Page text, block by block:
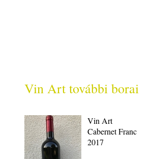
Vin Art további borai
Vin Art
Cabernet Franc
2017